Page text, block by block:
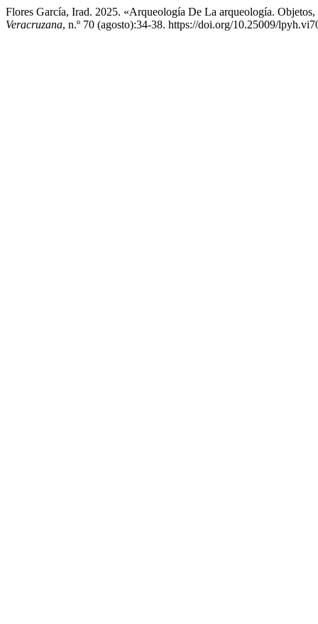
Flores García, Irad. 2025. «Arqueología De La arqueología.
Veracruzana, n.º 70 (agosto):34-38. https://doi.org/10.25009/